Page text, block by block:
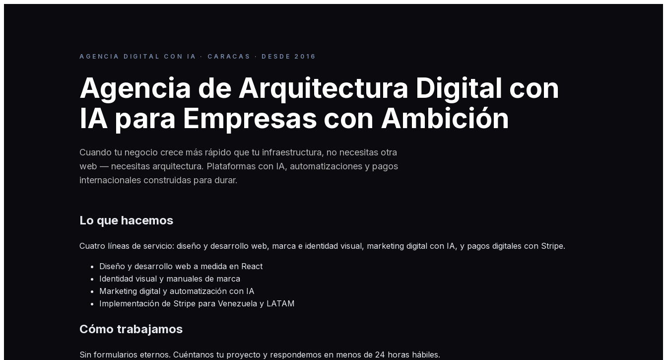
AGENCIA DIGITAL CON IA · CARACAS · DESDE 2016
Agencia de Arquitectura Digital con
IA para Empresas con Ambición
Cuando tu negocio crece más rápido que tu infraestructura, no necesitas otra
web — necesitas arquitectura. Plataformas con IA, automatizaciones y pagos
internacionales construidas para durar.
Lo que hacemos
Cuatro líneas de servicio: diseño y desarrollo web, marca e identidad visual, marketing digital con IA, y pagos digitales con Stripe.
Diseño y desarrollo web a medida en React
Identidad visual y manuales de marca
Marketing digital y automatización con IA
Implementación de Stripe para Venezuela y LATAM
Cómo trabajamos
Sin formularios eternos. Cuéntanos tu proyecto y respondemos en menos de 24 horas hábiles.